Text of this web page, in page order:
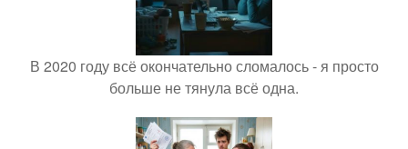
В 2020 году всё окончательно сломалось - я просто
больше не тянула всё одна.